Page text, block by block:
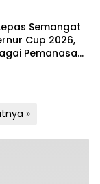
Semangat
Cup 2026,
Pemanasan
»